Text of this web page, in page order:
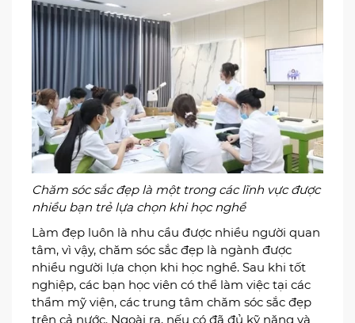
bố trí vật dụng trong nhà, tận dụng tối đa không
gian phòng để thiết kế và sáng tạo nên những
layout đẹp mắt cho căn nhà của khách hàng.
Ngoài việc được tự tay thiết kế, trang trí cho căn
nhà thì mức lương thưởng của ngành này cũng
khá cao, do vậy có rất nhiều bạn trẻ quan tâm và
chọn học ngành này.
Chăm sóc sắc đẹp